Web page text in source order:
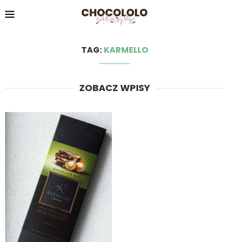
TAG: KARMELLO
ZOBACZ WPISY